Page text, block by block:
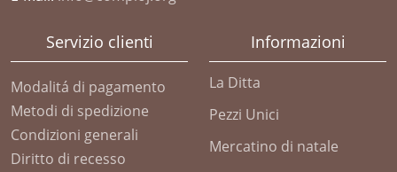
Servizio clienti
Modalitá di pagamento
Metodi di spedizione
Condizioni generali
Diritto di recesso
Informazioni
La Ditta
Pezzi Unici
Mercatino di natale